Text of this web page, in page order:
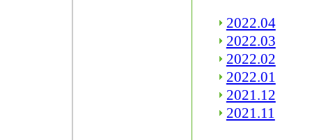
2022.04
2022.03
2022.02
2022.01
2021.12
2021.11